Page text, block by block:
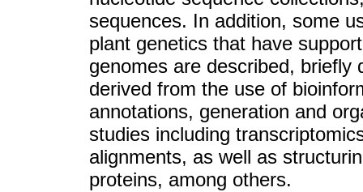
sequences. In addition, some
plant genetics that have
genomes are described, briefly
derived from the use of
annotations, generation and
studies including
alignments, as well as
proteins, among others.